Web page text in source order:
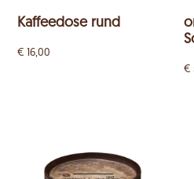
Kaffeedose rund
€ 16,00
€